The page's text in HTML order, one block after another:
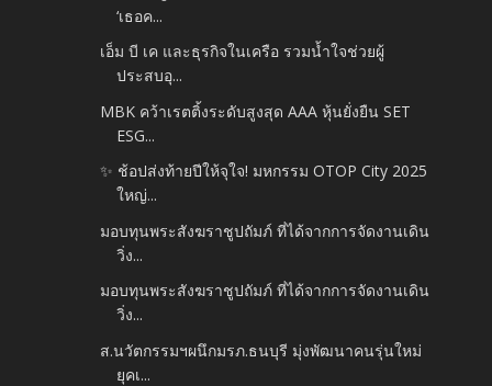
‘เธอค...
เอ็ม บี เค และธุรกิจในเครือ รวมน้ำใจช่วยผู้
ประสบอุ...
MBK คว้าเรตติ้งระดับสูงสุด AAA หุ้นยั่งยืน SET
ESG...
✨ ช้อปส่งท้ายปีให้จุใจ! มหกรรม OTOP City 2025
ใหญ่...
มอบทุนพระสังฆราชูปถัมภ์ ที่ได้จากการจัดงานเดิน
วิ่ง...
มอบทุนพระสังฆราชูปถัมภ์ ที่ได้จากการจัดงานเดิน
วิ่ง...
ส.นวัตกรรมฯผนึกมรภ.ธนบุรี มุ่งพัฒนาคนรุ่นใหม่
ยุคเ...